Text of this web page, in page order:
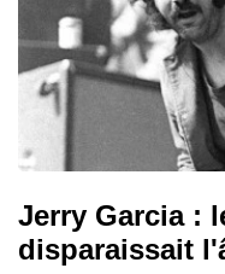
Jerry Garcia :
disparaissait